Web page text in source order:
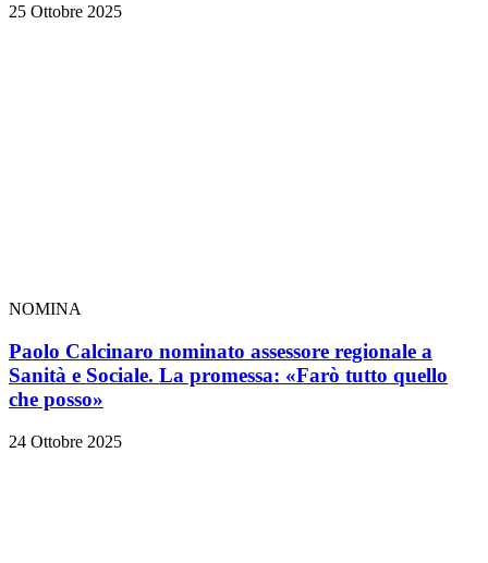
25 Ottobre 2025
NOMINA
Paolo Calcinaro nominato assessore regionale a
Sanità e Sociale. La promessa: «Farò tutto quello
che posso»
24 Ottobre 2025